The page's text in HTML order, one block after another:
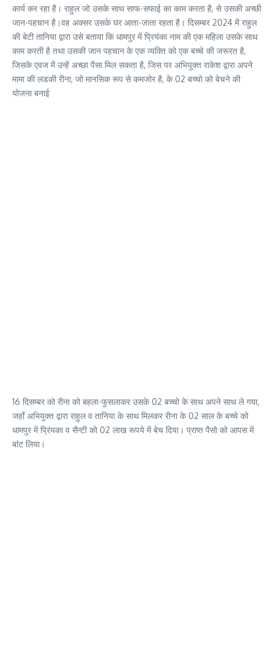
कार्य कर रहा है। राहुल जो उसके साथ साफ-सफाई का काम करता है, से उसकी अच्छी
जान-पहचान है।वह अक्सर उसके घर आता-जाता रहता है। दिसम्बर 2024 में राहुल
की बेटी तानिया द्वारा उसे बताया कि धामपुर में प्रियंका नाम की एक महिला उसके साथ
काम करती है तथा उसकी जान पहचान के एक व्यक्ति को एक बच्चे की जरूरत है,
जिसके एवज में उन्हें अच्छा पैसा मिल सकता है, जिस पर अभियुक्त राकेश द्वारा अपने
मामा की लडकी रीना, जो मानसिक रूप से कमजोर है, के 02 बच्चो को बेचने की
योजना बनाई‌
16 दिसम्बर को रीना को बहला-फुसलाकर उसके 02 बच्चो के साथ अपने साथ ले गया,
जहाँ अभियुक्त द्वारा राहुल व तानिया के साथ मिलकर रीना के 02 साल के बच्चे को
धामपुर में प्रिंयका व सैन्टी को 02 लाख रूपये में बेच दिया। प्राप्त पैसो को आपस में
बांट लिया।